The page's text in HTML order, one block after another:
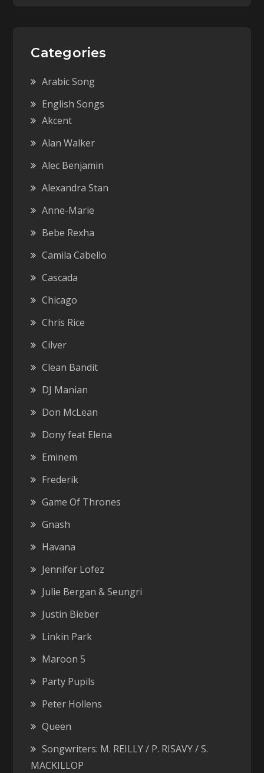
Categories
Arabic Song
English Songs
Akcent
Alan Walker
Alec Benjamin
Alexandra Stan
Anne-Marie
Bebe Rexha
Camila Cabello
Cascada
Chicago
Chris Rice
Cilver
Clean Bandit
DJ Manian
Don McLean
Dony feat Elena
Eminem
Frederik
Game Of Thrones
Gnash
Havana
Jennifer Lofez
Julie Bergan & Seungri
Justin Bieber
Linkin Park
Maroon 5
Party Pupils
Peter Hollens
Queen
Songwriters: M. REILLY / P. RISAVY / S.
MACKILLOP